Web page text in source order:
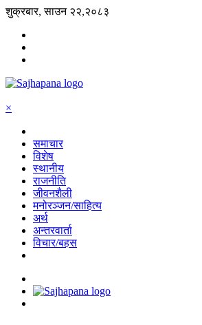
शुक्रबार, साउन २२,२०८३
×
समाचार
विशेष
स्थानीय
राजनीति
जीवनशैली
मनोरञ्जन/साहित्य
अर्थ
अन्तरवार्ता
विचार/बहस